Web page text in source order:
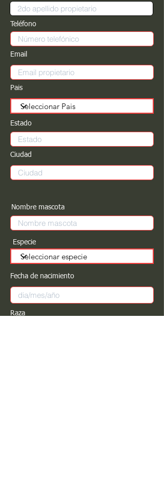
Teléfono
Email
Pais
Estado
Ciudad
Nombre mascota
Especie
Fecha de nacimiento
Raza